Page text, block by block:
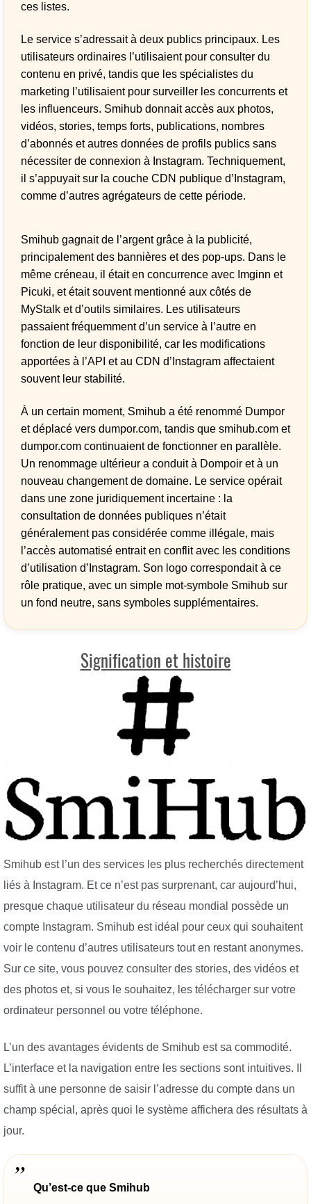
ces listes.
Le service s’adressait à deux publics principaux. Les
utilisateurs ordinaires l’utilisaient pour consulter du
contenu en privé, tandis que les spécialistes du
marketing l’utilisaient pour surveiller les concurrents et
les influenceurs. Smihub donnait accès aux photos,
vidéos, stories, temps forts, publications, nombres
d’abonnés et autres données de profils publics sans
nécessiter de connexion à Instagram. Techniquement,
il s’appuyait sur la couche CDN publique d’Instagram,
comme d’autres agrégateurs de cette période.
Smihub gagnait de l’argent grâce à la publicité,
principalement des bannières et des pop-ups. Dans le
même créneau, il était en concurrence avec Imginn et
Picuki, et était souvent mentionné aux côtés de
MyStalk et d’outils similaires. Les utilisateurs
passaient fréquemment d’un service à l’autre en
fonction de leur disponibilité, car les modifications
apportées à l’API et au CDN d’Instagram affectaient
souvent leur stabilité.
À un certain moment, Smihub a été renommé Dumpor
et déplacé vers dumpor.com, tandis que smihub.com et
dumpor.com continuaient de fonctionner en parallèle.
Un renommage ultérieur a conduit à Dompoir et à un
nouveau changement de domaine. Le service opérait
dans une zone juridiquement incertaine : la
consultation de données publiques n’était
généralement pas considérée comme illégale, mais
l’accès automatisé entrait en conflit avec les conditions
d’utilisation d’Instagram. Son logo correspondait à ce
rôle pratique, avec un simple mot-symbole Smihub sur
un fond neutre, sans symboles supplémentaires.
Signification et histoire
Smihub est l’un des services les plus recherchés directement
liés à Instagram. Et ce n’est pas surprenant, car aujourd’hui,
presque chaque utilisateur du réseau mondial possède un
compte Instagram. Smihub est idéal pour ceux qui souhaitent
voir le contenu d’autres utilisateurs tout en restant anonymes.
Sur ce site, vous pouvez consulter des stories, des vidéos et
des photos et, si vous le souhaitez, les télécharger sur votre
ordinateur personnel ou votre téléphone.
L’un des avantages évidents de Smihub est sa commodité.
L’interface et la navigation entre les sections sont intuitives. Il
suffit à une personne de saisir l’adresse du compte dans un
champ spécial, après quoi le système affichera des résultats à
jour.
Qu’est-ce que Smihub